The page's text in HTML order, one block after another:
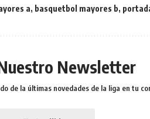
a, basquetbol mayores b,
Newsletter
de la últimas novedades de la liga en tu